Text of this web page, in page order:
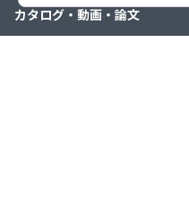
カタログ・動画・論文